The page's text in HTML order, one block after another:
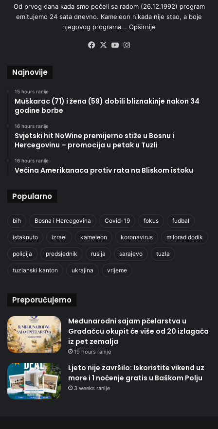
Od prvog dana kada smo počeli sa radom (26.12.1992) program
emitujemo 24 sata dnevno. Kameleon nikada nije stao, a boje
njegovog programa... Opširnije
Facebook
X YouTube
Najnovije
15 hours ranije
Muškarac (71) i žena (59) dobili bliznakinje nakon 34
godine borbe
16 hours ranije
Svjetski hit NoWine premijerno stiže u Bosnu i
Hercegovinu – promocija u petak u Tuzli
16 hours ranije
Većina Amerikanaca protiv rata na Bliskom istoku
Popularno
bih Bosna i Hercegovina Covid-19 fokus fudbal
istaknuto izrael kameleon koronavirus milorad dodik
policija predsjednik rusija sarajevo tuzla
tuzlanski kanton ukrajina vrijeme
Preporučujemo
Međunarodni sajam pčelarstva u
Gradačcu okupit će više od 20 izlagača
iz pet zemalja
19 hours ranije
Ljeto nije završilo: Iskoristite vikend uz
more i 1 noćenje gratis u Baškom Polju
3 weeks ranije